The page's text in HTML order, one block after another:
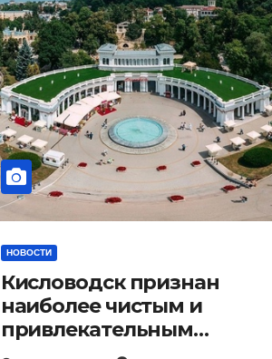
НОВОСТИ
Кисловодск признан
наиболее чистым и
привлекательным
курортным городом в